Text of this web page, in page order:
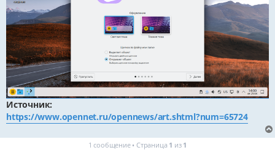
Источник:
https://www.opennet.ru/opennews/art.shtml?num=65724
1 сообщение • Страница 1 из 1